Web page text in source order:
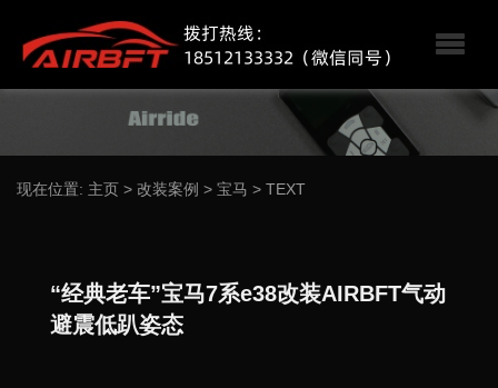
现在位置: 主页 > 改装案例 > 宝马 > TEXT
“经典老车”宝马7系e38改装AIRBFT气动
避震低趴姿态